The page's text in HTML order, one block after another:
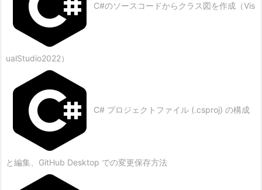
C#のソースコードからクラス図を作成（Vis
ualStudio2022）
C# プロジェクトファイル (.csproj) の構成
と編集、GitHub Desktop での変更保存方法